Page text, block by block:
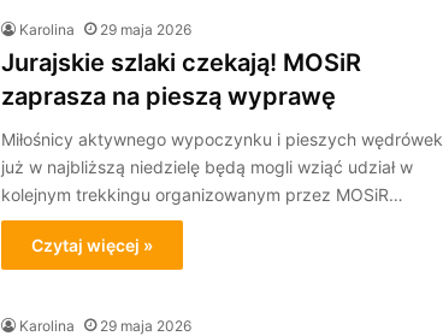
Karolina 29 maja 2026
Jurajskie szlaki czekają! MOSiR
zaprasza na pieszą wyprawę
Miłośnicy aktywnego wypoczynku i pieszych wędrówek
już w najbliższą niedzielę będą mogli wziąć udział w
kolejnym trekkingu organizowanym przez MOSiR…
Czytaj więcej »
Karolina 29 maja 2026